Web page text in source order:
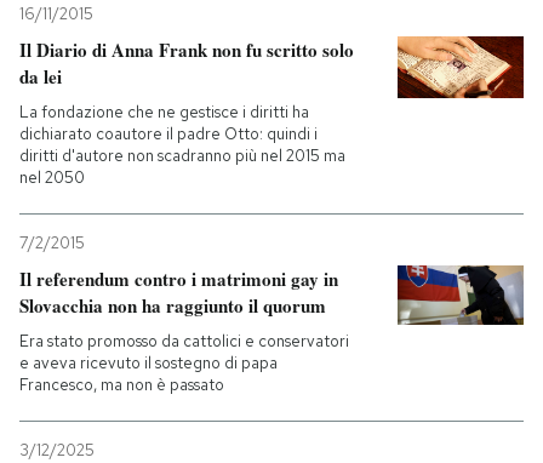
16/11/2015
Il Diario di Anna Frank non fu scritto solo
da lei
La fondazione che ne gestisce i diritti ha
dichiarato coautore il padre Otto: quindi i
diritti d'autore non scadranno più nel 2015 ma
nel 2050
7/2/2015
Il referendum contro i matrimoni gay in
Slovacchia non ha raggiunto il quorum
Era stato promosso da cattolici e conservatori
e aveva ricevuto il sostegno di papa
Francesco, ma non è passato
3/12/2025